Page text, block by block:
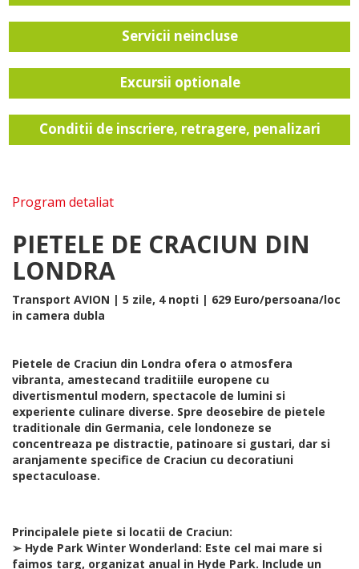
Servicii neincluse
Excursii optionale
Conditii de inscriere, retragere, penalizari
Program detaliat
PIETELE DE CRACIUN DIN
LONDRA
Transport AVION | 5 zile, 4 nopti | 629 Euro/persoana/loc
in camera dubla
Pietele de Craciun din Londra ofera o atmosfera
vibranta, amestecand traditiile europene cu
divertismentul modern, spectacole de lumini si
experiente culinare diverse. Spre deosebire de pietele
traditionale din Germania, cele londoneze se
concentreaza pe distractie, patinoare si gustari, dar si
aranjamente specifice de Craciun cu decoratiuni
spectaculoase.
Principalele piete si locatii de Craciun:
➢ Hyde Park Winter Wonderland: Este cel mai mare si
faimos targ, organizat anual in Hyde Park. Include un